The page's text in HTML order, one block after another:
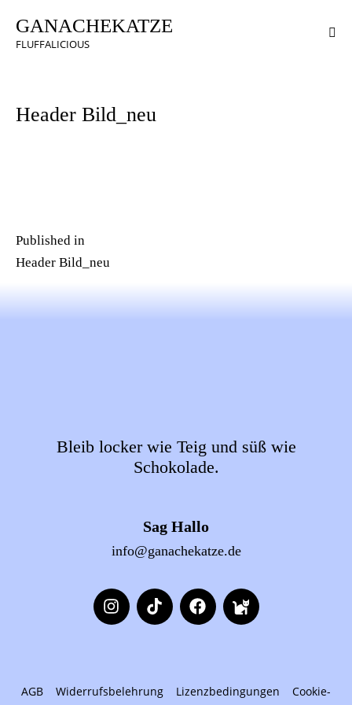
GANACHEKATZE
FLUFFALICIOUS
Header Bild_neu
Published in
Header Bild_neu
Bleib locker wie Teig und süß wie
Schokolade.
Sag Hallo
info@ganachekatze.de
AGB Widerrufsbelehrung Lizenzbedingungen Cookie-